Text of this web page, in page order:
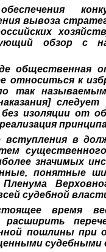
вывоза
обзор с
общественная
относиться к
так
без изоляции от
вступления в
значимых
понятные
Пленума
судебной
время
расширить
пошлины при
судебными